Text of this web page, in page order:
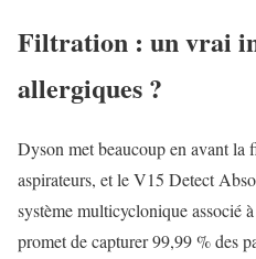
Filtration : un vrai
allergiques ?
Dyson met beaucoup en avant la
aspirateurs, et le V15 Detect
système multicyclonique associé
promet de capturer 99,99 % des